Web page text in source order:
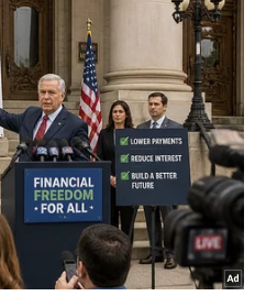
viện, karaoke, vũ
bar, pub, beer club,
kinh doanh trò chơi
phòng trà, sân
các cơ sở kinh
tập gym, bi-a.
triệt để các nghi lễ
từ 20 người trở lên ở